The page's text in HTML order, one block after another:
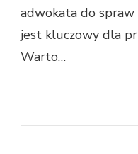
adwokata do
jest kluczowy dla
Warto…